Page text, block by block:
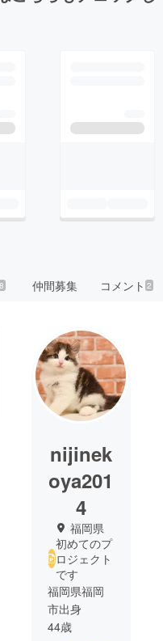
仲間募集 コメント2
nijinek
oya201
4
福岡県
初めてのプ
ロジェクト
です
福岡県福岡
市出身
44歳